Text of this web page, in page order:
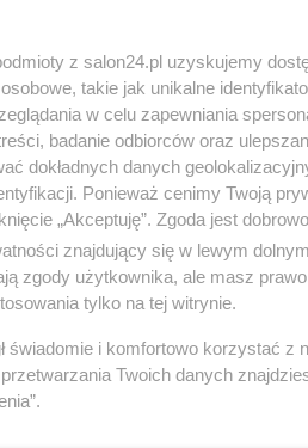
z salon24.pl uzyskujemy
takie jak unikalne
w celu zapewniania
badanie odbiorców oraz
dokładnych danych
Ponieważ cenimy Twoją
„Akceptuję”. Zgoda jest
znajdujący się w lewym
zgody użytkownika, ale masz
tylko na tej witrynie.
świadomie i komfortowo korzystać z
Twoich danych